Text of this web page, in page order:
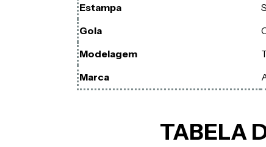
Estampa
Gola
Modelagem
Marca
TABELA